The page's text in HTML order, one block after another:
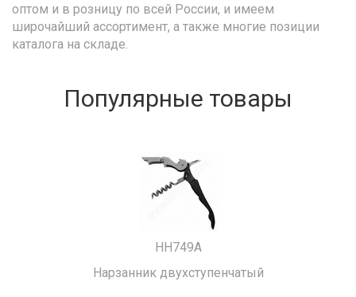
оптом и в розницу по всей России, и имеем
широчайший ассортимент, а также многие позиции
каталога на складе.
Популярные товары
HH749A
Нарзанник двухступенчатый